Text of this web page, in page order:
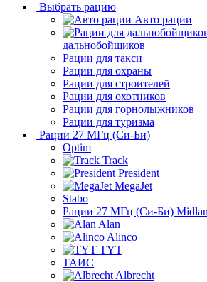
Выбрать рацию
Авто рации
дальнобойщиков
Рации для такси
Рации для охраны
Рации для строителей
Рации для охотников
Рации для горнолыжников
Рации для туризма
Рации 27 МГц (Си-Би)
Optim
Track
President
MegaJet
Stabo
Рации 27 МГц (Си-Би)
Alan
Alinco
TYT
ТАИС
Albrecht